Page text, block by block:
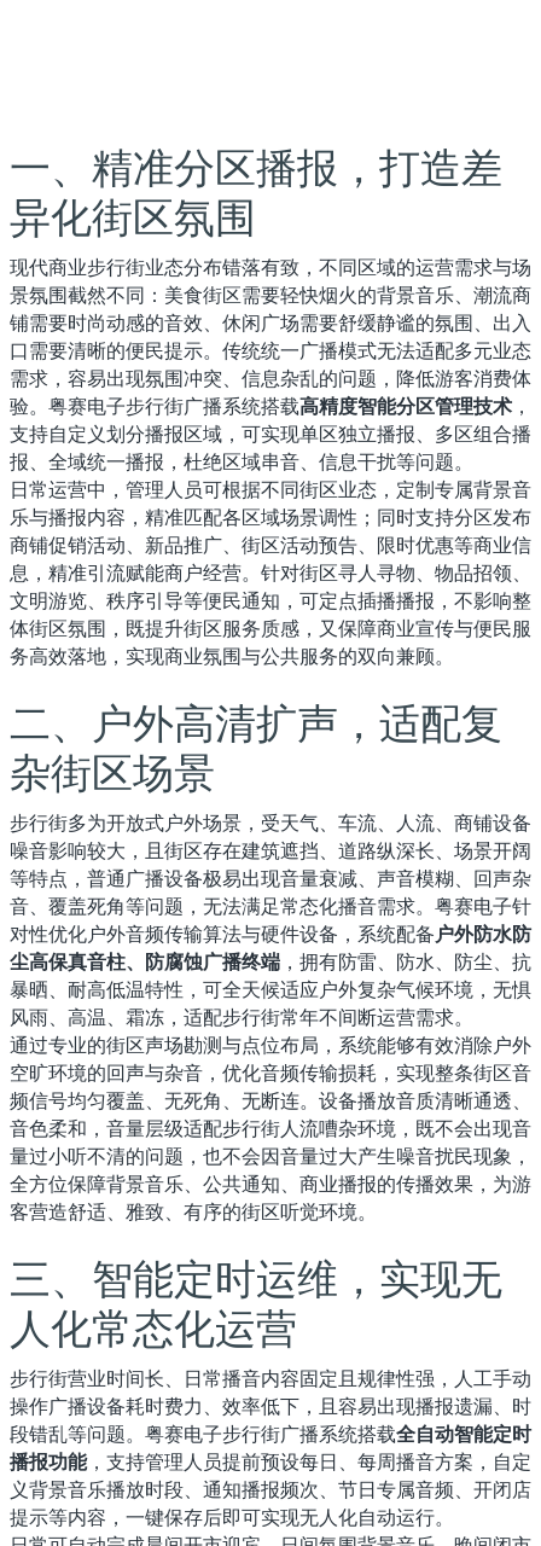
一、精准分区播报，打造差
异化街区氛围
现代商业步行街业态分布错落有致，不同区域的运营需求与场
景氛围截然不同：美食街区需要轻快烟火的背景音乐、潮流商
铺需要时尚动感的音效、休闲广场需要舒缓静谧的氛围、出入
口需要清晰的便民提示。传统统一广播模式无法适配多元业态
需求，容易出现氛围冲突、信息杂乱的问题，降低游客消费体
验。粤赛电子步行街广播系统搭载高精度智能分区管理技术 ，
支持自定义划分播报区域，可实现单区独立播报、多区组合播
报、全域统一播报，杜绝区域串音、信息干扰等问题。
日常运营中，管理人员可根据不同街区业态，定制专属背景音
乐与播报内容，精准匹配各区域场景调性；同时支持分区发布
商铺促销活动、新品推广、街区活动预告、限时优惠等商业信
息，精准引流赋能商户经营。针对街区寻人寻物、物品招领、
文明游览、秩序引导等便民通知，可定点插播播报，不影响整
体街区氛围，既提升街区服务质感，又保障商业宣传与便民服
务高效落地，实现商业氛围与公共服务的双向兼顾。
二、户外高清扩声，适配复
杂街区场景
步行街多为开放式户外场景，受天气、车流、人流、商铺设备
噪音影响较大，且街区存在建筑遮挡、道路纵深长、场景开阔
等特点，普通广播设备极易出现音量衰减、声音模糊、回声杂
音、覆盖死角等问题，无法满足常态化播音需求。粤赛电子针
对性优化户外音频传输算法与硬件设备，系统配备户外防水防
尘高保真音柱、防腐蚀广播终端 ，拥有防雷、防水、防尘、抗
暴晒、耐高低温特性，可全天候适应户外复杂气候环境，无惧
风雨、高温、霜冻，适配步行街常年不间断运营需求。
通过专业的街区声场勘测与点位布局，系统能够有效消除户外
空旷环境的回声与杂音，优化音频传输损耗，实现整条街区音
频信号均匀覆盖、无死角、无断连。设备播放音质清晰通透、
音色柔和，音量层级适配步行街人流嘈杂环境，既不会出现音
量过小听不清的问题，也不会因音量过大产生噪音扰民现象，
全方位保障背景音乐、公共通知、商业播报的传播效果，为游
客营造舒适、雅致、有序的街区听觉环境。
三、智能定时运维，实现无
人化常态化运营
步行街营业时间长、日常播音内容固定且规律性强，人工手动
操作广播设备耗时费力、效率低下，且容易出现播报遗漏、时
段错乱等问题。粤赛电子步行街广播系统搭载全自动智能定时
播报功能，支持管理人员提前预设每日、每周播音方案，自定
义背景音乐播放时段、通知播报频次、节日专属音频、开闭店
提示等内容，一键保存后即可实现无人化自动运行。